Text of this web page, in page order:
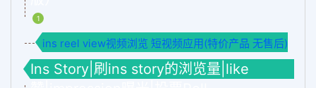
1
ins reel view视频浏览 短视频应用(特价产品 无售后)
Ins Story|刷ins story的浏览量|like